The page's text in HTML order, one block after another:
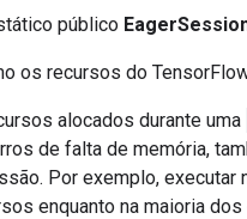
público
os recursos do
alocados durante uma
de falta de memória,
Por exemplo,
enquanto na maioria